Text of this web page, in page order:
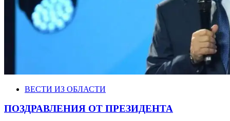
ВЕСТИ ИЗ ОБЛАСТИ
ПОЗДРАВЛЕНИЯ ОТ ПРЕЗИДЕНТА